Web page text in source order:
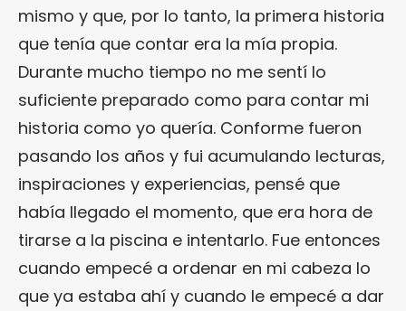
mismo y que, por lo tanto, la primera historia
que tenía que contar era la mía propia.
Durante mucho tiempo no me sentí lo
suficiente preparado como para contar mi
historia como yo quería. Conforme fueron
pasando los años y fui acumulando lecturas,
inspiraciones y experiencias, pensé que
había llegado el momento, que era hora de
tirarse a la piscina e intentarlo. Fue entonces
cuando empecé a ordenar en mi cabeza lo
que ya estaba ahí y cuando le empecé a dar